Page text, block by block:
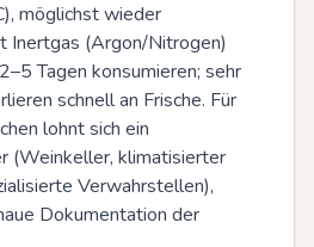
möglichst wieder
Inertgas (Argon/Nitrogen)
Tagen konsumieren; sehr
schnell an Frische. Für
lohnt sich ein
(Weinkeller, klimatisierter
Verwahrstellen),
Dokumentation der